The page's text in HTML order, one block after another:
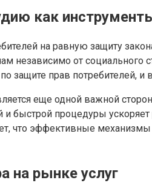
как
на равную защиту
от социального
защите прав потребителей,
еще одной важной
быстрой процедуры
что эффективные
на рынке услуг